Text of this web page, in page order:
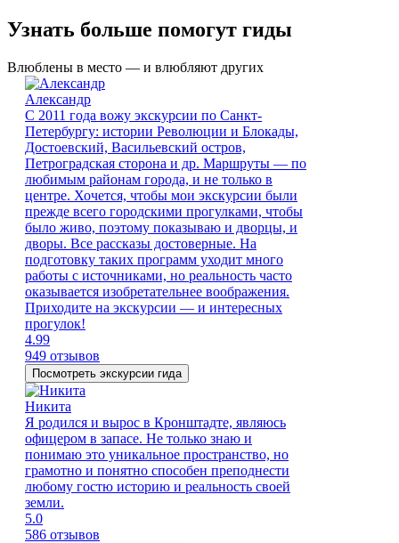
Узнать больше помогут гиды
Влюблены в место — и влюбляют других
Александр
С 2011 года вожу экскурсии по Санкт-
Петербургу: истории Революции и Блокады,
Достоевский, Васильевский остров,
Петроградская сторона и др. Маршруты — по
любимым районам города, и не только в
центре. Хочется, чтобы мои экскурсии были
прежде всего городскими прогулками, чтобы
было живо, поэтому показываю и дворцы, и
дворы. Все рассказы достоверные. На
подготовку таких программ уходит много
работы с источниками, но реальность часто
оказывается изобретательнее воображения.
Приходите на экскурсии — и интересных
прогулок!
4.99
949 отзывов
Посмотреть экскурсии гида
Никита
Я родился и вырос в Кронштадте, являюсь
офицером в запасе. Не только знаю и
понимаю это уникальное пространство, но
грамотно и понятно способен преподнести
любому гостю историю и реальность своей
земли.
5.0
586 отзывов